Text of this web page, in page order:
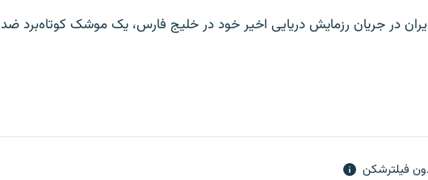
در جریان رزمایش دریایی اخیر خود در خلیج فارس، یک موشک کوتاه‌برد ضد
فیلترشکن